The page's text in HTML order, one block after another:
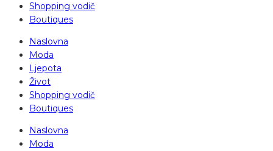
Shopping vodič
Boutiques
Naslovna
Moda
Ljepota
Život
Shopping vodič
Boutiques
Naslovna
Moda